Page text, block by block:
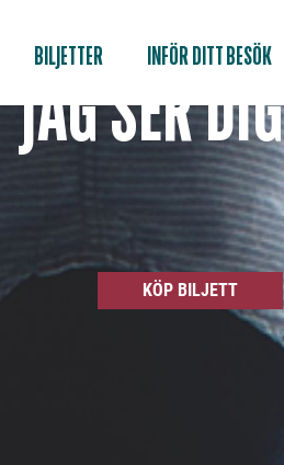
BILJETTER INFÖR DITT BESÖK
JAG SER DIG
KÖP BILJETT